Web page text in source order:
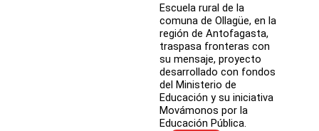
Escuela rural de la
comuna de Ollagüe, en la
región de Antofagasta,
traspasa fronteras con
su mensaje, proyecto
desarrollado con fondos
del Ministerio de
Educación y su iniciativa
Movámonos por la
Educación Pública.